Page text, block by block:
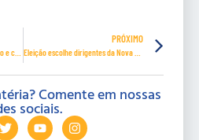
PRÓXIMO
Comente em nossas
sociais.